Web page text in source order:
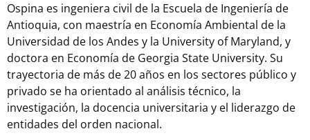
Ospina es ingeniera civil de la Escuela de Ingeniería de
Antioquia, con maestría en Economía Ambiental de la
Universidad de los Andes y la University of Maryland, y
doctora en Economía de Georgia State University. Su
trayectoria de más de 20 años en los sectores público y
privado se ha orientado al análisis técnico, la
investigación, la docencia universitaria y el liderazgo de
entidades del orden nacional.